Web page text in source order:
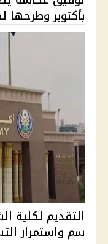
بأكتوبر
سم واستمرار